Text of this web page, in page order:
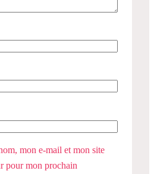
mon e-mail et mon site
pour mon prochain